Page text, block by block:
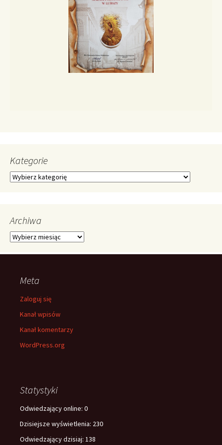
Kategorie
Kategorie
Archiwa
Archiwa
Meta
Zaloguj się
Kanał wpisów
Kanał komentarzy
WordPress.org
Statystyki
Odwiedzający online: 0
Dzisiejsze wyświetlenia: 230
Odwiedzający dzisiaj: 138